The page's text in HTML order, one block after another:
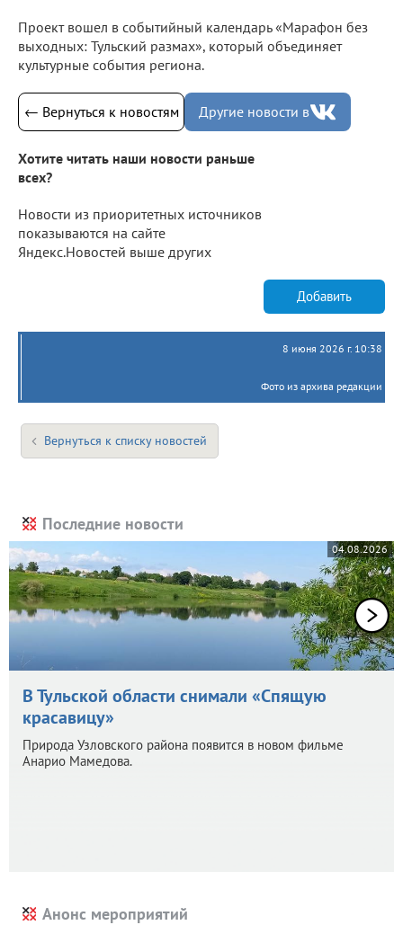
Проект вошел в событийный календарь «Марафон без
выходных: Тульский размах», который объединяет
культурные события региона.
← Вернуться к новостям Другие новости в
Хотите читать наши новости раньше
всех?
Новости из приоритетных источников
показываются на сайте
Яндекс.Новостей выше других
Добавить
8 июня 2026 г. 10:38
Фото из архива редакции
Вернуться к списку новостей
Последние новости
04.08.2026
В Тульской области снимали «Спящую
красавицу»
Природа Узловского района появится в новом фильме
Анарио Мамедова.
Анонс мероприятий